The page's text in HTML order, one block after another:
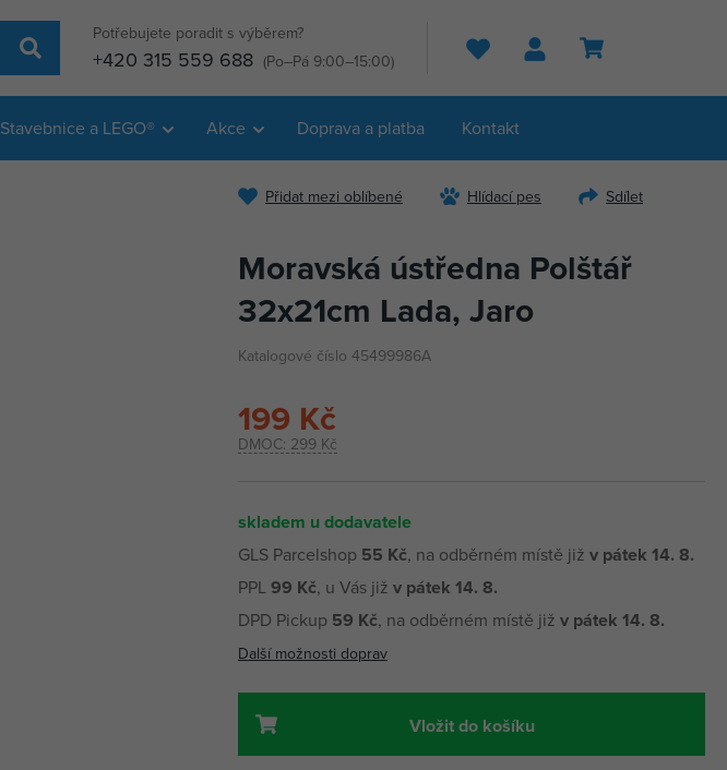
Potřebujete poradit s výběrem?
+420 315 559 688 (Po–Pá 9:00–15:00) Hledat
Stavebnice a LEGO® Akce Doprava a platba Kontakt
Přidat mezi oblíbené Hlídací pes Sdílet
Moravská ústředna Polštář
32x21cm Lada, Jaro
Katalogové číslo 45499986A
DMOC: 299 Kč
199 Kč
skladem u dodavatele
GLS Parcelshop 55 Kč, na odběrném místě již v pátek 14. 8.
PPL99 Kč, u Vás již v pátek 14. 8.
DPD Pickup 59 Kč, na odběrném místě již v pátek 14. 8.
Další možnosti doprav
Vložit do košíku